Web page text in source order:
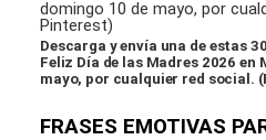
Descarga y envía una de estas
Feliz Día de las Madres 2026 en
mayo, por cualquier red social.
FRASES EMOTIVAS